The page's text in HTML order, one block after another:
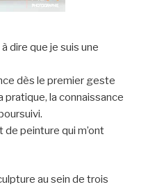
dire que je suis une
dès le premier geste
pratique, la connaissance
peinture qui m’ont
au sein de trois